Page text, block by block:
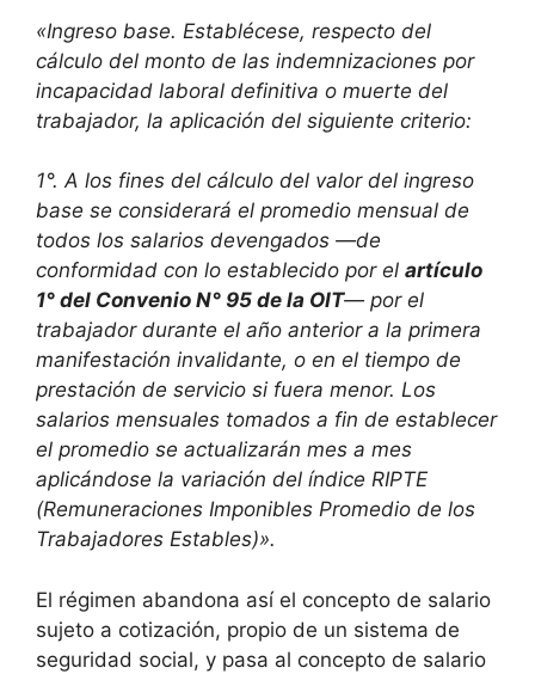
«Ingreso base. Establécese, respecto del
cálculo del monto de las indemnizaciones por
incapacidad laboral definitiva o muerte del
trabajador, la aplicación del siguiente criterio:
1°. A los fines del cálculo del valor del ingreso
base se considerará el promedio mensual de
todos los salarios devengados —de
conformidad con lo establecido por el artículo
1° del Convenio N° 95 de la OIT— por el
trabajador durante el año anterior a la primera
manifestación invalidante, o en el tiempo de
prestación de servicio si fuera menor. Los
salarios mensuales tomados a fin de establecer
el promedio se actualizarán mes a mes
aplicándose la variación del índice RIPTE
(Remuneraciones Imponibles Promedio de los
Trabajadores Estables)».
El régimen abandona así el concepto de salario
sujeto a cotización, propio de un sistema de
seguridad social, y pasa al concepto de salario